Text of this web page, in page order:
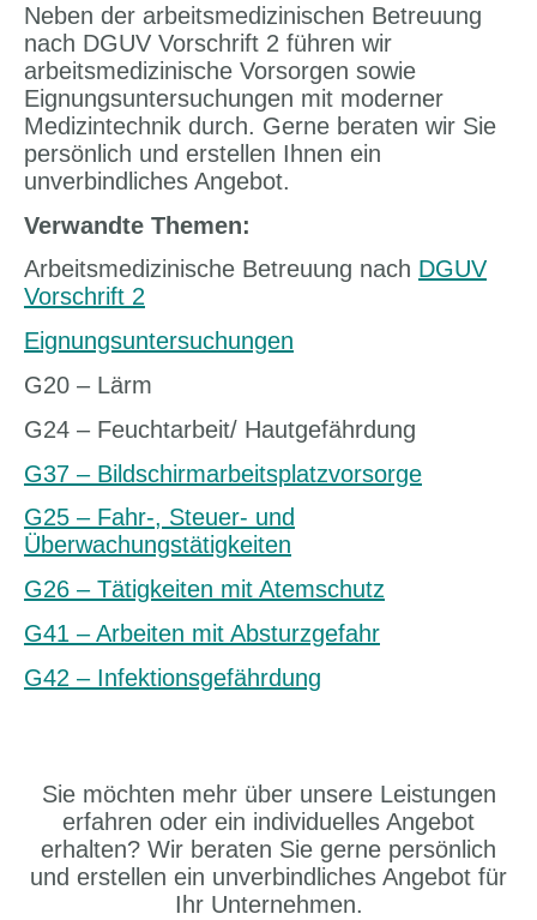
Neben der arbeitsmedizinischen Betreuung
nach DGUV Vorschrift 2 führen wir
arbeitsmedizinische Vorsorgen sowie
Eignungsuntersuchungen mit moderner
Medizintechnik durch. Gerne beraten wir Sie
persönlich und erstellen Ihnen ein
unverbindliches Angebot.
Verwandte Themen:
Arbeitsmedizinische Betreuung nach DGUV
Vorschrift 2
Eignungsuntersuchungen
G20 – Lärm
G24 – Feuchtarbeit/ Hautgefährdung
G37 – Bildschirmarbeitsplatzvorsorge
G25 – Fahr-, Steuer- und
Überwachungstätigkeiten
G26 – Tätigkeiten mit Atemschutz
G41 – Arbeiten mit Absturzgefahr
G42 – Infektionsgefährdung
Sie möchten mehr über unsere Leistungen
erfahren oder ein individuelles Angebot
erhalten? Wir beraten Sie gerne persönlich
und erstellen ein unverbindliches Angebot für
Ihr Unternehmen.